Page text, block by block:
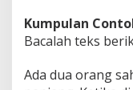
Kumpulan
Bacalah teks
Ada dua orang